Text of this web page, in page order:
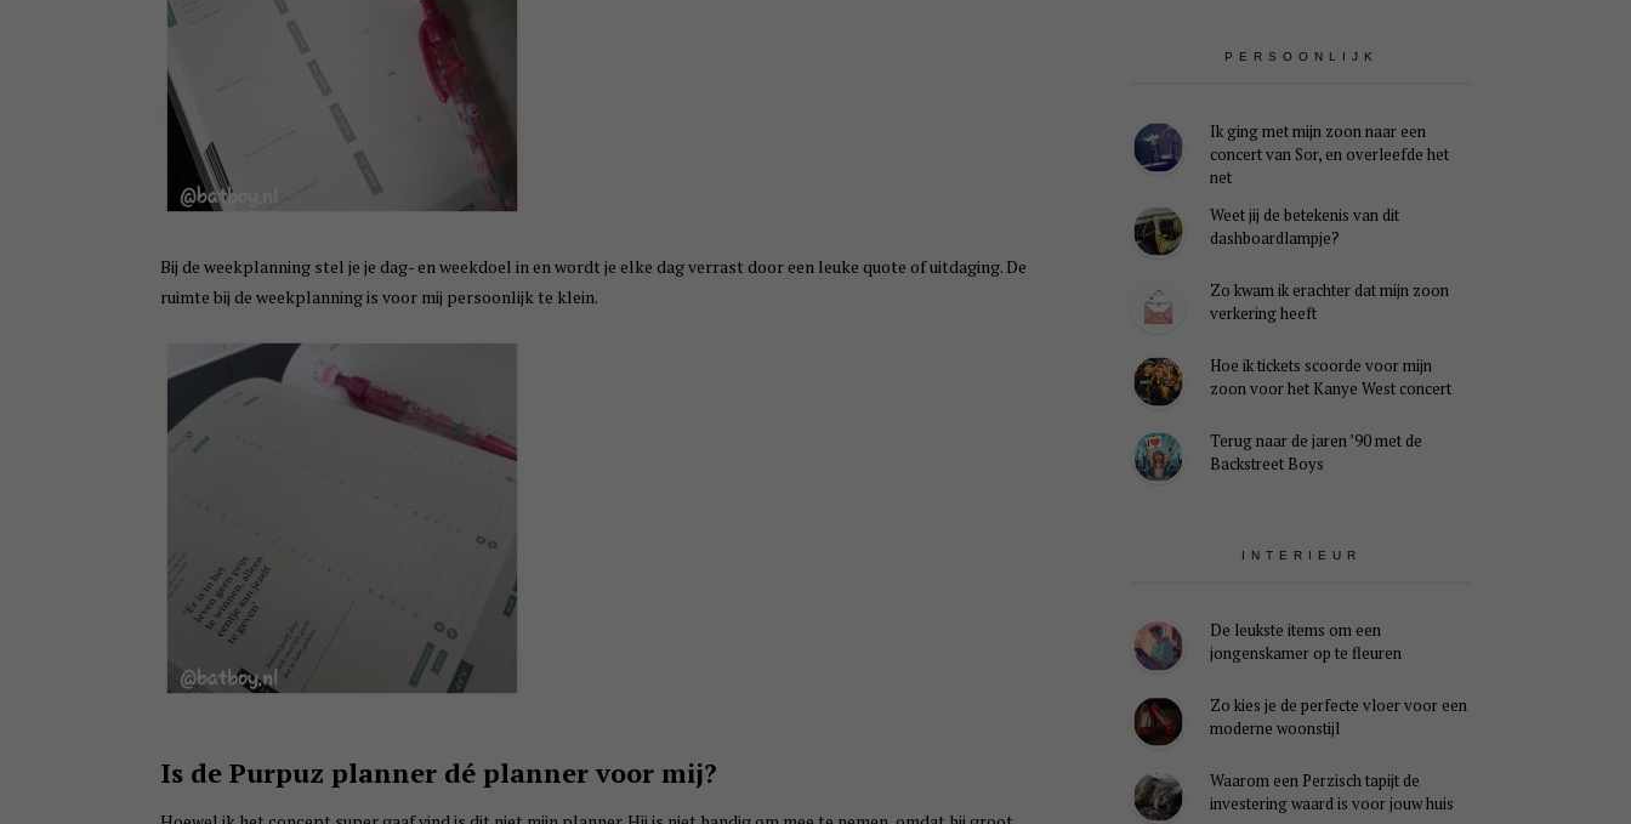
Bij de weekplanning stel je je dag- en weekdoel in en wordt je elke dag verrast door een leuke quote of uitdaging. De
ruimte bij de weekplanning is voor mij persoonlijk te klein.
Is de Purpuz planner dé planner voor mij?
PERSOONLIJK
Ik ging met mijn zoon naar een
concert van Sor, en overleefde het
net
Weet jij de betekenis van dit
dashboardlampje?
Zo kwam ik erachter dat mijn zoon
verkering heeft
Hoe ik tickets scoorde voor mijn
zoon voor het Kanye West concert
Terug naar de jaren ’90 met de
Backstreet Boys
INTERIEUR
De leukste items om een
jongenskamer op te fleuren
Zo kies je de perfecte vloer voor een
moderne woonstijl
Waarom een Perzisch tapijt de
investering waard is voor jouw huis